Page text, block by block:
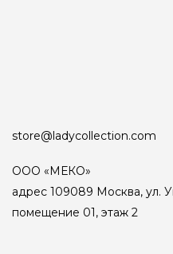
store@ladycollection.com
ООО «МЕКО»
адрес 109089 Москва, ул.
помещение 01, этаж 2